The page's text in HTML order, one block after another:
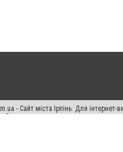
- Сайт міста Ірпінь. Для
Законом.